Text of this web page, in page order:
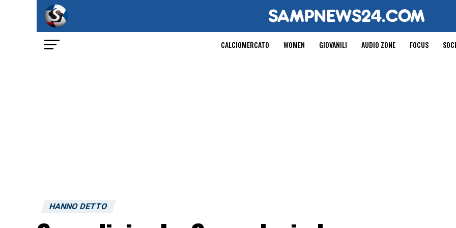
CALCIOMERCATO WOMEN GIOVANILI AUDIO ZONE FOCUS
HANNO DETTO